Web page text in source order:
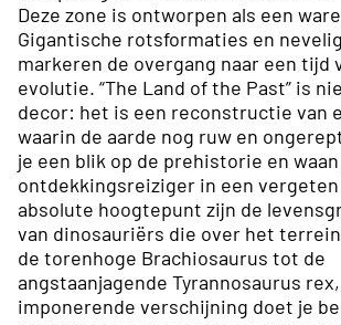
Deze zone is ontworpen als een
Gigantische rotsformaties en
markeren de overgang naar een tijd
evolutie. “The Land of the Past” is
decor: het is een reconstructie van
waarin de aarde nog ruw en
je een blik op de prehistorie en
ontdekkingsreiziger in een vergeten
absolute hoogtepunt zijn de
van dinosauriërs die over het
de torenhoge Brachiosaurus tot de
angstaanjagende Tyrannosaurus
imponerende verschijning doet je